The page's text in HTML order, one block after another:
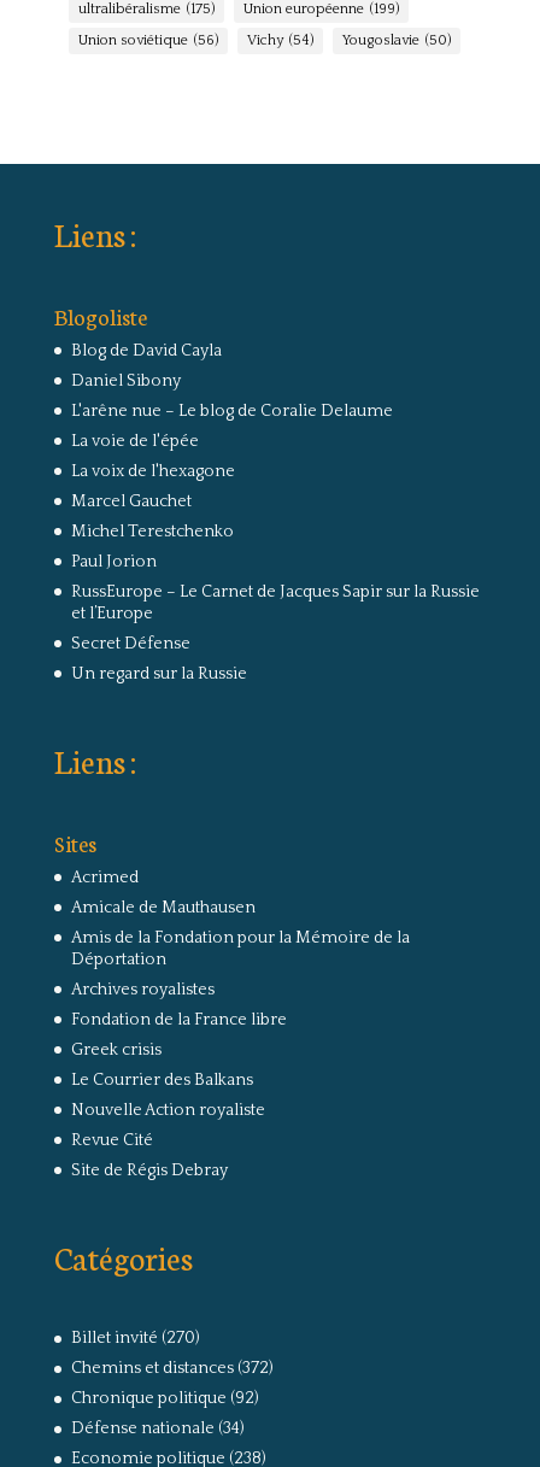
ultralibéralisme (175) Union européenne (199)
Union soviétique (56) Vichy (54) Yougoslavie (50)
Liens :
Blogoliste
Blog de David Cayla
Daniel Sibony
L'arêne nue – Le blog de Coralie Delaume
La voie de l'épée
La voix de l'hexagone
Marcel Gauchet
Michel Terestchenko
Paul Jorion
RussEurope – Le Carnet de Jacques Sapir sur la Russie
et l’Europe
Secret Défense
Un regard sur la Russie
Liens :
Sites
Acrimed
Amicale de Mauthausen
Amis de la Fondation pour la Mémoire de la
Déportation
Archives royalistes
Fondation de la France libre
Greek crisis
Le Courrier des Balkans
Nouvelle Action royaliste
Revue Cité
Site de Régis Debray
Catégories
Billet invité (270)
Chemins et distances(372)
Chronique politique (92)
Défense nationale (34)
Economie politique (238)